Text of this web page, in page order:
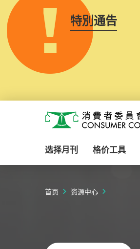
特別通告
消费者委员会
选择月刊 格价工具
首页 资源中心